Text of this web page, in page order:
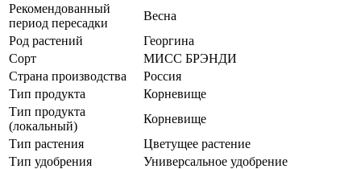
Рекомендованный
период пересадки
Весна
Род растений
Георгина
Сорт
МИСС БРЭНДИ
Страна производства
Россия
Тип продукта
Корневище
Тип продукта
(локальный)
Корневище
Тип растения
Цветущее растение
Тип удобрения
Универсальное удобрение